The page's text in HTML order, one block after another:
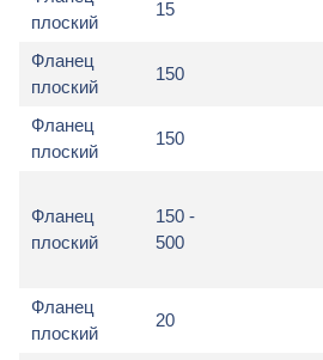
плоский
15
Фланец
плоский
150
Фланец
плоский
150
Фланец
плоский
150 -
500
Фланец
плоский
20